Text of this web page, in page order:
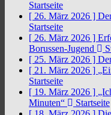
Startseite
[ 26. März 2026 ]
Startseite
[ 26. März 2026 ]
Borussen-Jugend
[ 25. März 2026 ]
[ 21. März 2026 ]
Startseite
[ 19. März 2026 ]
Minuten“
Startseite